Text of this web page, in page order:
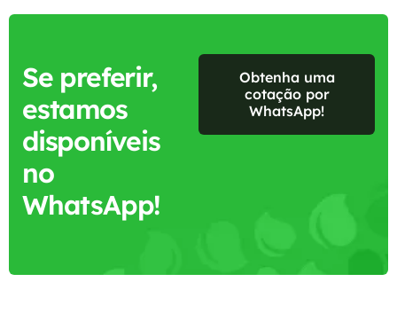
Se preferir,
estamos
disponíveis
no
WhatsApp!
Obtenha uma
cotação por
WhatsApp!